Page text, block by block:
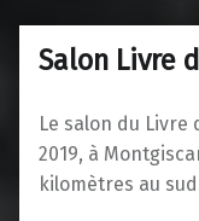
Salon Livre
Le salon du Livre
2019, à
kilomètres au